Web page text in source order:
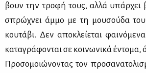
βουν την τρο­φή τους, αλ­λά υπάρ­χει
σπρώ­χνει άμ­μο με τη μου­σού­δα
κου­τά­βι. Δεν απο­κλεί­ε­ται
κα­τα­γρά­φο­νται σε κοι­νω­νι­κά έντο­μα,
Προ­σο­μοιώ­νο­ντας τον